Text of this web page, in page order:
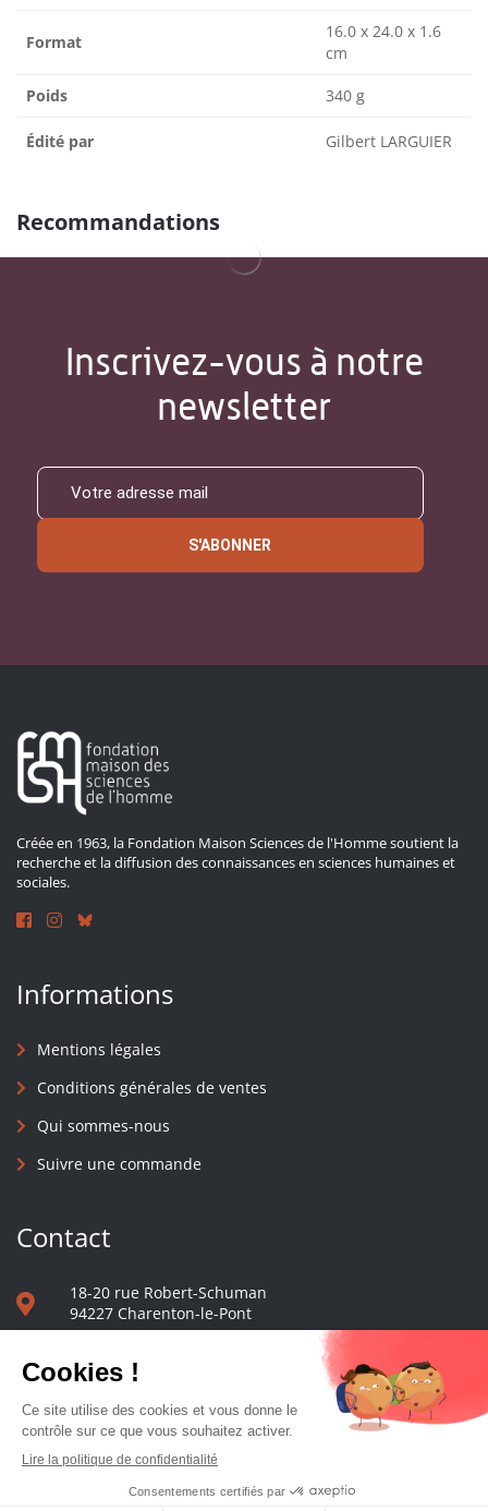
Format
16.0 x 24.0 x 1.6
cm
Poids 340 g
Édité par Gilbert LARGUIER
Recommandations
Inscrivez-vous à notre
newsletter
S'ABONNER
Créée en 1963, la Fondation Maison Sciences de l'Homme soutient la
recherche et la diffusion des connaissances en sciences humaines et
sociales.
Informations
Mentions légales
Conditions générales de ventes
Qui sommes-nous
Suivre une commande
Contact
18-20 rue Robert-Schuman
94227 Charenton-le-Pont